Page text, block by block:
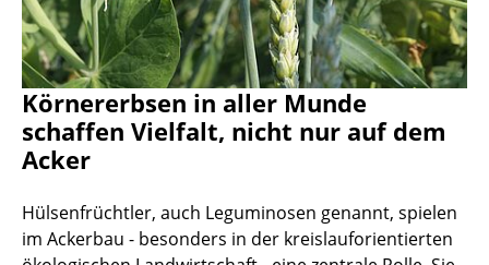
Körnererbsen in aller Munde
schaffen Vielfalt, nicht nur auf dem
Acker
Hülsenfrüchtler, auch Leguminosen genannt, spielen
im Ackerbau - besonders in der kreislauforientierten